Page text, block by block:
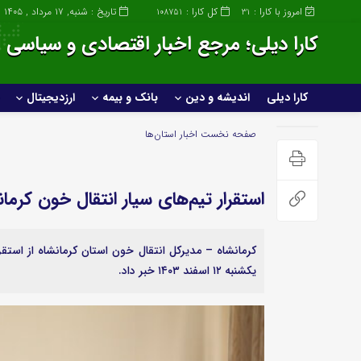
کل کارا : 108751 امروز با کارا : 31 تاریخ : شنبه, ۱۷ مرداد , ۱۴۰۵
کارا دیلی؛ مرجع اخبار اقتصادی و
کارا دیلی اندیشه و دین بانک و بیمه ارزدیجیتال
ساختمان و املاک
عمومی و سرگرمی
صفحه نخست اخبار استان‌ها
استقرار تیم‌های سیار انتقال خون
کرمانشاه – مدیرکل انتقال خون استان کرمانشاه از
یکشنبه ۱۲ اسفند ۱۴۰۳ خبر داد.